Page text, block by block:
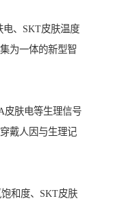
电、SKT皮肤温度
为一体的新型智
皮肤电等生理信号
戴人因与生理记
和度、SKT皮肤